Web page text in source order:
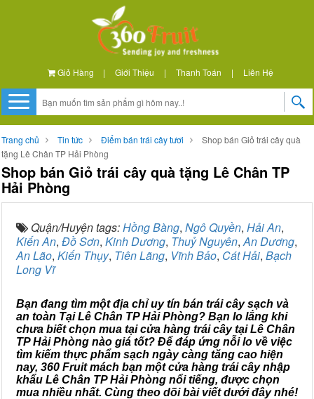
Giỏ Hàng | Giới Thiệu | Thanh Toán | Liên Hệ
Trang chủ Tin tức Điểm bán trái cây tươi
Shop bán Giỏ trái cây quà
tặng Lê Chân TP Hải Phòng
Shop bán Giỏ trái cây quà tặng Lê Chân TP
Hải Phòng
Quận/Huyện tags:Hồng Bàng, Ngô Quyền, Hải An,
Kiến An, Đồ Sơn, Kinh Dương, Thuỷ Nguyên,An Dương,
An Lão, Kiến Thụy, Tiên Lãng, Vĩnh Bảo, Cát Hải, Bạch
Long Vĩ
Bạn đang tìm một địa chỉ uy tín bán trái cây sạch và
an toàn Tại Lê Chân TP Hải Phòng? Bạn lo lắng khi
chưa biết chọn mua tại cửa hàng trái cây tại Lê Chân
TP Hải Phòng nào giá tốt? Để đáp ứng nỗi lo về việc
tìm kiếm thực phẩm sạch ngày càng tăng cao hiện
nay, 360 Fruit mách bạn một cửa hàng trái cây nhập
khẩu Lê Chân TP Hải Phòng nổi tiếng, được chọn
mua nhiều nhất. Cùng theo dõi bài viết dưới đây nhé!